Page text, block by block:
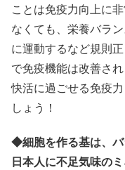
ことは免疫力向上に
なくても、栄養バラ
に運動するなど規則
で免疫機能は改善さ
快活に過ごせる免疫
しょう！
◆細胞を作る基は、
日本人に不足気味の